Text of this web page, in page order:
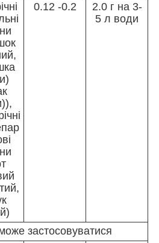
0.12 -0.2
2.0 г на 3-
5 л води
застосовуватися